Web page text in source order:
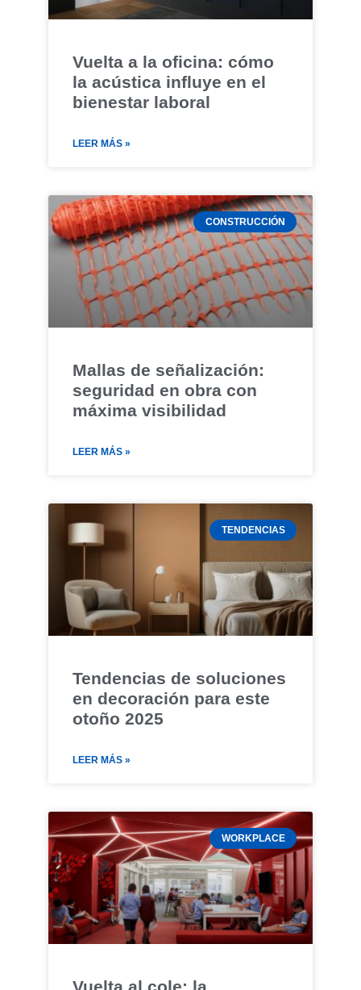
Vuelta a la oficina: cómo
la acústica influye en el
bienestar laboral
LEER MÁS »
CONSTRUCCIÓN
Mallas de señalización:
seguridad en obra con
máxima visibilidad
LEER MÁS »
TENDENCIAS
Tendencias de soluciones
en decoración para este
otoño 2025
LEER MÁS »
WORKPLACE